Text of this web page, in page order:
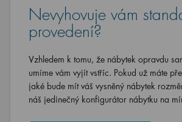
Nevyhovuje vám
provedení?
Vzhledem k tomu, že nábytek opravdu
umíme vám vyjít vstříc. Pokud už máte
jaké bude mít váš vysněný nábytek
náš jedinečný konfigurátor nábytku na